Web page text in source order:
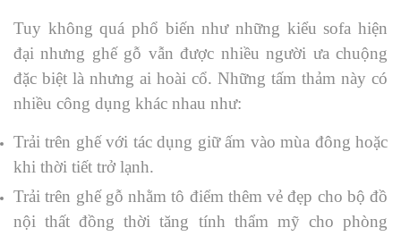
Tuy không quá phổ biến như những kiểu sofa hiện
đại nhưng ghế gỗ vẫn được nhiều người ưa chuộng
đặc biệt là nhưng ai hoài cổ. Những tấm thảm này có
nhiều công dụng khác nhau như:
Trải trên ghế với tác dụng giữ ấm vào mùa đông hoặc
khi thời tiết trở lạnh.
Trải trên ghế gỗ nhằm tô điểm thêm vẻ đẹp cho bộ đồ
nội thất đồng thời tăng tính thẩm mỹ cho phòng